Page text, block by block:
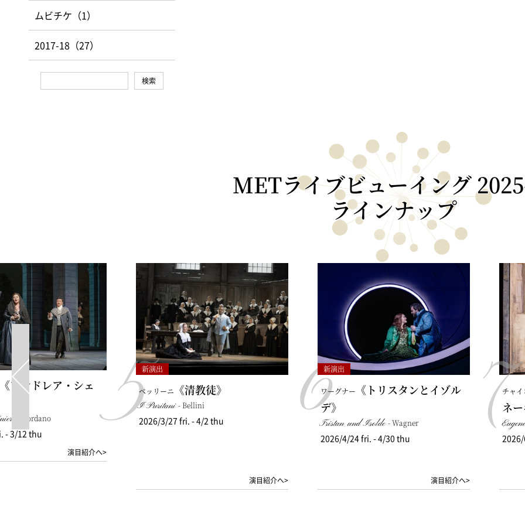
ムビチケ（1）
2017-18（27）
METライブビューイング
ラインナップ
《アンドレア・シェ
- Giordano
- 3/12 thu
演目紹介へ>
新演出
5ベッリーニ 《清教徒》
I Puritani - Bellini
2026/3/27 fri. - 4/2 thu
演目紹介へ>
新演出
6ワーグナー 《トリスタンとイゾル
デ》
Tristan und Isolde - Wagner
2026/4/24 fri. - 4/30 thu
演目紹介へ>
7チャ
ネ